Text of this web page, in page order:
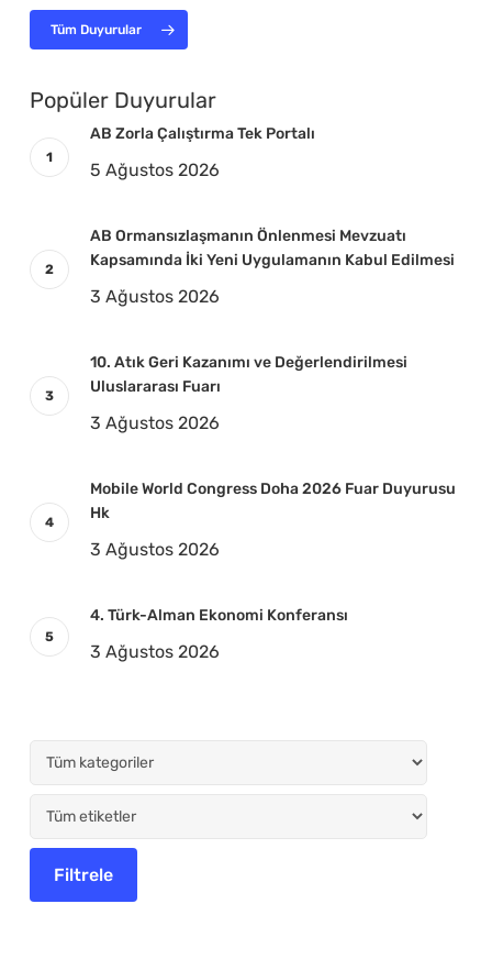
Tüm Duyurular
Popüler Duyurular
AB Zorla Çalıştırma Tek Portalı
5 Ağustos 2026
AB Ormansızlaşmanın Önlenmesi Mevzuatı
Kapsamında İki Yeni Uygulamanın Kabul Edilmesi
3 Ağustos 2026
10. Atık Geri Kazanımı ve Değerlendirilmesi
Uluslararası Fuarı
3 Ağustos 2026
Mobile World Congress Doha 2026 Fuar Duyurusu
Hk
3 Ağustos 2026
4. Türk-Alman Ekonomi Konferansı
3 Ağustos 2026